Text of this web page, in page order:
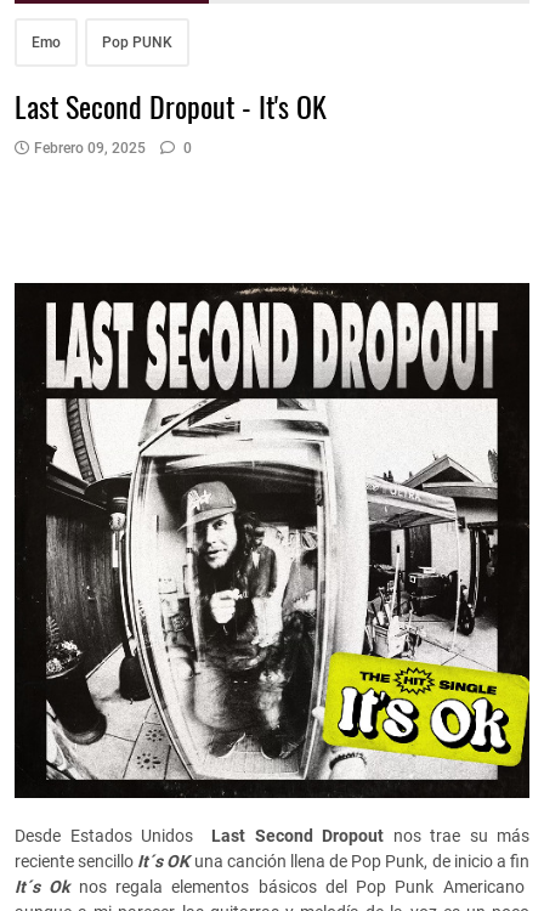
Emo Pop PUNK
Last Second Dropout - It's OK
Febrero 09, 2025 0
Desde Estados Unidos Last Second Dropout nos trae su más
reciente sencillo It´s OKuna canción llena de Pop Punk, de inicio a fin
It´s Ok nos regala elementos básicos del Pop Punk Americano